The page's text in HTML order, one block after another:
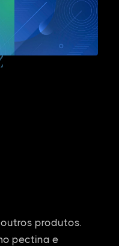
produtos.
pectina e